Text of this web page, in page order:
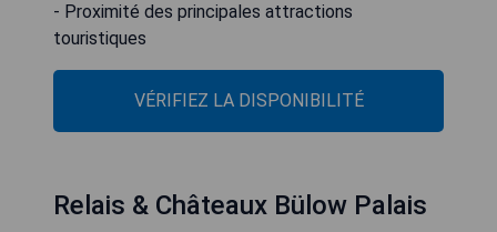
- Proximité des principales attractions
touristiques
VÉRIFIEZ LA DISPONIBILITÉ
Relais & Châteaux Bülow Palais